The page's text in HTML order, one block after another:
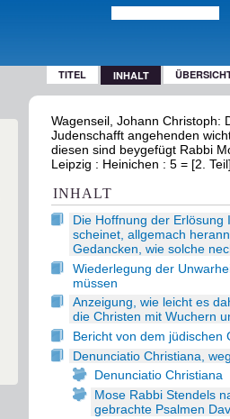
TITEL INHALT
Wagenseil, Johann Christoph:
Judenschafft angehenden
diesen sind beygefügt Rabbi
Leipzig : Heinichen : 5 = [2.
INHALT
Die Hoffnung der
scheinet, allgemach
Gedancken, wie solche
Wiederlegung der
müssen
Anzeigung, wie leicht es
die Christen mit Wuchern
Bericht von dem jüdischen
Denunciatio Christiana,
Denunciatio Christiana
Mose Rabbi Stendels
gebrachte Psalmen